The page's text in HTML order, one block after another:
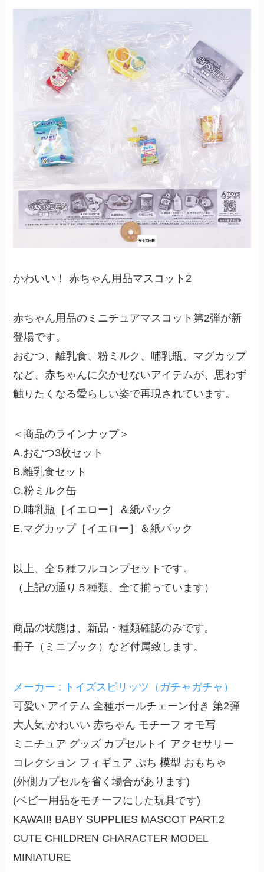
かわいい！ 赤ちゃん用品マスコット2
赤ちゃん用品のミニチュアマスコット第2弾が新
登場です。
おむつ、離乳食、粉ミルク、哺乳瓶、マグカップ
など、赤ちゃんに欠かせないアイテムが、思わず
触りたくなる愛らしい姿で再現されています。
＜商品のラインナップ＞
A.おむつ3枚セット
B.離乳食セット
C.粉ミルク缶
D.哺乳瓶［イエロー］＆紙パック
E.マグカップ［イエロー］＆紙パック
以上、全５種フルコンプセットです。
（上記の通り５種類、全て揃っています）
商品の状態は、新品・種類確認のみです。
冊子（ミニブック）など付属致します。
メーカー : トイズスピリッツ（ガチャガチャ）
可愛い アイテム 全種ボールチェーン付き 第2弾
大人気 かわいい 赤ちゃん モチーフ オモ写
ミニチュア グッズ カプセルトイ アクセサリー
コレクション フィギュア ぷち 模型 おもちゃ
(外側カプセルを省く場合があります)
(ベビー用品をモチーフにした玩具です)
KAWAII! BABY SUPPLIES MASCOT PART.2
CUTE CHILDREN CHARACTER MODEL
MINIATURE